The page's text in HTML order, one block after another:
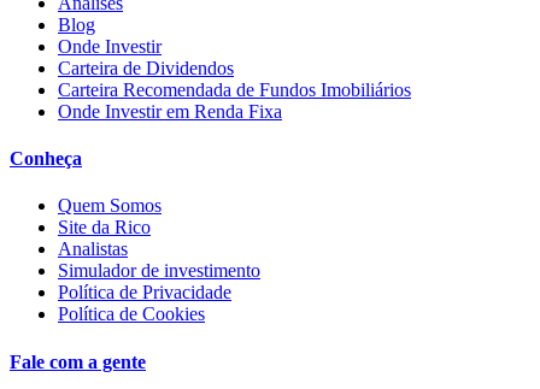
Blog
Onde Investir
Carteira de Dividendos
Carteira Recomendada de Fundos Imobiliários
Onde Investir em Renda Fixa
Conheça
Quem Somos
Site da Rico
Analistas
Simulador de investimento
Política de Privacidade
Política de Cookies
Fale com a gente